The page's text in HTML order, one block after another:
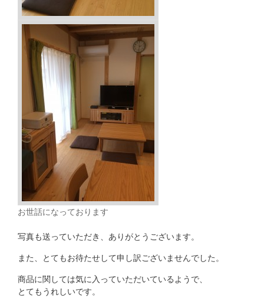
お世話になっております
写真も送っていただき、ありがとうございます。
また、とてもお待たせして申し訳ございませんでした。
商品に関しては気に入っていただいているようで、
とてもうれしいです。